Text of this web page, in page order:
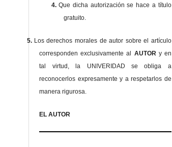
4. Que dicha autorización se hace a título
gratuito.
5. Los derechos morales de autor sobre el artículo
corresponden exclusivamente al AUTOR y en
tal virtud, la UNIVERIDAD se obliga a
reconocerlos expresamente y a respetarlos de
manera rigurosa.
EL AUTOR